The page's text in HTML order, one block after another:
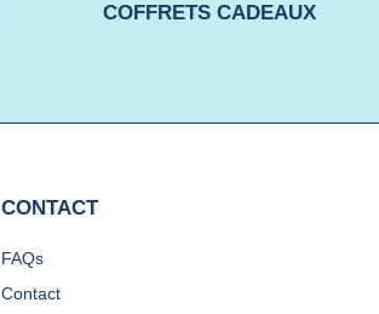
COFFRETS CADEAUX
CONTACT
FAQs
Contact